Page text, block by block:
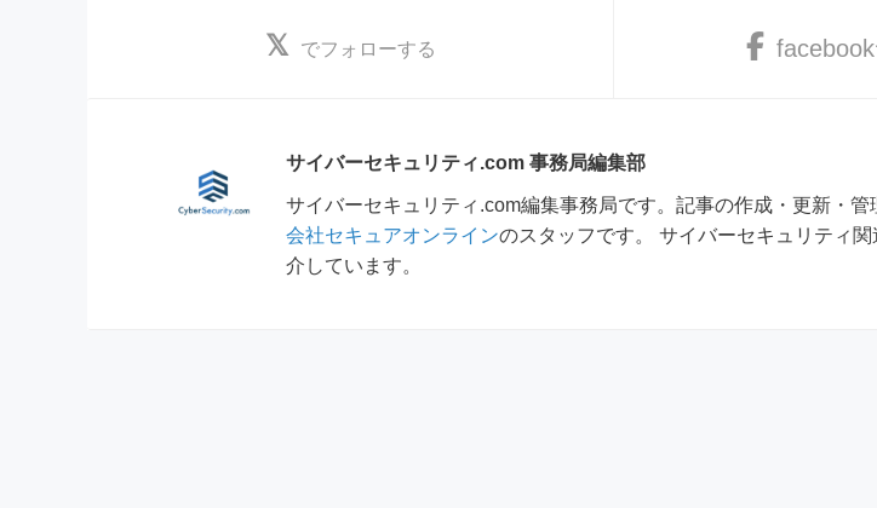
でフォローする facebook
サイバーセキュリティ.com 事務局編集部
サイバーセキュリティ.com編集事務局です。記事の作成・更新・管
会社セキュアオンラインのスタッフです。 サイバーセキュリティ
介しています。